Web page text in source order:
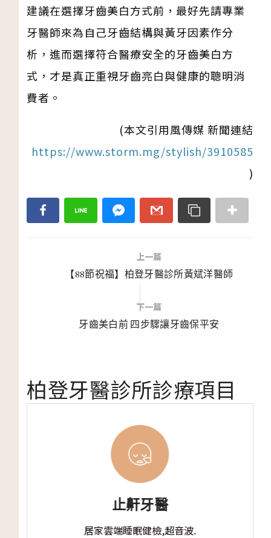
建議在選擇牙齒美白方式前，最好先請專業
牙醫師來為自己牙齒結構與黃牙因素作分
析，進而選擇符合醫療安全的牙齒美白方
式，才是真正重視牙齒亮白與健康的聰明消
費者。
(本文引用風傳媒 新聞連結
https://www.storm.mg/stylish/3910585
)
上一篇
【88節祝福】柏登牙醫診所黃斌洋醫師
下一篇
牙齒美白前 四步驟讓牙齒保平安
柏登牙醫診所診療項目
止鼾牙醫
居家雲端睡眠健檢,超音波.